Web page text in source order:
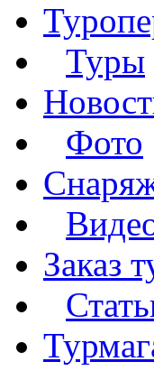
Туры
Фото
Заказ